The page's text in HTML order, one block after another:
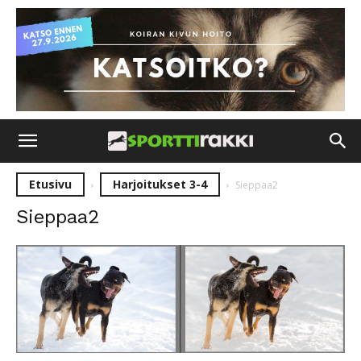
Etusivu Harjoitukset 3-4 Sieppaa2
Sieppaa2